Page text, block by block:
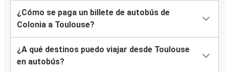
¿Cómo se paga un billete de autobús de
Colonia a Toulouse?
¿A qué destinos puedo viajar desde Toulouse
en autobús?